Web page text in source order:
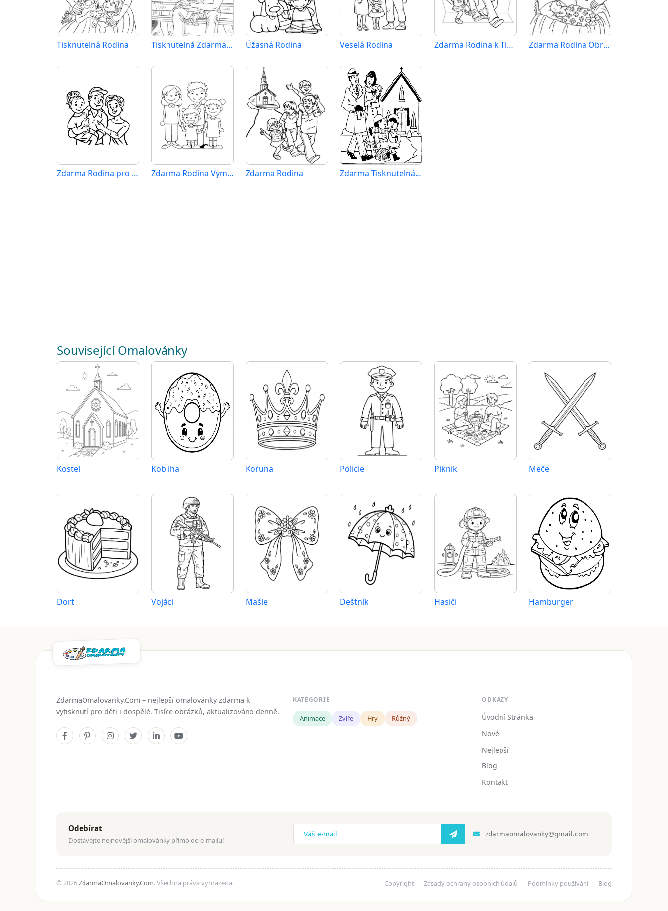
Tisknutelná Rodina Tisknutelná Zdarma Rodina Úžasná Rodina Veselá Rodina Zdarma Rodina k Tisku pro Děti Zdarma Rodina Obrázek
Zdarma Rodina pro Malé Děti Zdarma Rodina Vymalovatelné Zdarma Rodina Zdarma Tisknutelná Rodina
Související Omalovánky
Kostel Kobliha Koruna Policie Piknik Meče
Dort Vojáci Mašle Deštník Hasiči Hamburger
ZdarmaOmalovanky.Com – nejlepší omalovánky zdarma k
vytisknutí pro děti i dospělé. Tisíce obrázků, aktualizováno denně.
KATEGORIE
Animace Zvíře Hry Růžný
ODKAZY
Úvodní Stránka
Nové
Nejlepší
Blog
Kontakt
Odebírat
Dostávejte nejnovější omalovánky přímo do e-mailu!
zdarmaomalovanky@gmail.com
© 2026ZdarmaOmalovanky.Com. Všechna práva vyhrazena. Copyright Zásady ochrany osobních údajů Podmínky používání Blog